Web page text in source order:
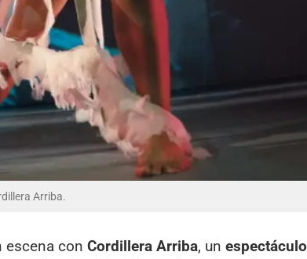
Arriba.
escena con Cordillera Arriba, un espectáculo